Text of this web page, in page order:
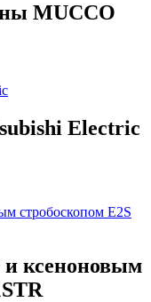
MUCCO
Electric
и ксеноновым